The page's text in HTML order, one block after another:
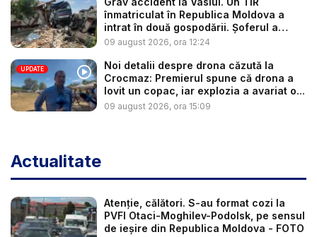
înmatriculat în Republica Moldova a
intrat în două gospodării. Șoferul a
răm...
09 august 2026, ora 12:24
UPDATE
Noi detalii despre drona căzută la
Crocmaz: Premierul spune că drona a
lovit un copac, iar explozia a avariat o...
09 august 2026, ora 15:09
Actualitate
Atenție, călători. S-au format cozi la
PVFI Otaci-Moghilev-Podolsk, pe sensul
de ieșire din Republica Moldova - FOTO